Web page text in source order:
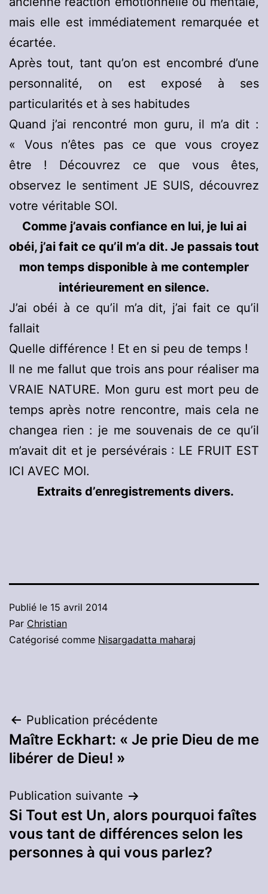
mais elle est immédiatement remarquée et
écartée.
Après tout, tant qu’on est encombré d’une
personnalité, on est exposé à ses
particularités et à ses habitudes
Quand j’ai rencontré mon guru, il m’a dit :
« Vous n’êtes pas ce que vous croyez
être ! Découvrez ce que vous êtes,
observez le sentiment JE SUIS, découvrez
votre véritable SOI.
Comme j’avais confiance en lui, je lui ai
obéi, j’ai fait ce qu’il m’a dit. Je passais tout
mon temps disponible à me contempler
intérieurement en silence.
J’ai obéi à ce qu’il m’a dit, j’ai fait ce qu’il
fallait
Quelle différence ! Et en si peu de temps !
Il ne me fallut que trois ans pour réaliser ma
VRAIE NATURE. Mon guru est mort peu de
temps après notre rencontre, mais cela ne
changea rien : je me souvenais de ce qu’il
m’avait dit et je persévérais : LE FRUIT EST
ICI AVEC MOI.
Extraits d’enregistrements divers.
Publié le 15 avril 2014
Par Christian
Catégorisé comme Nisargadatta maharaj
Navigation
de
Publication précédente
Maître Eckhart: « Je prie Dieu de me
libérer de Dieu! »
Publication suivante
Si Tout est Un, alors pourquoi faîtes
vous tant de différences selon les
personnes à qui vous parlez?